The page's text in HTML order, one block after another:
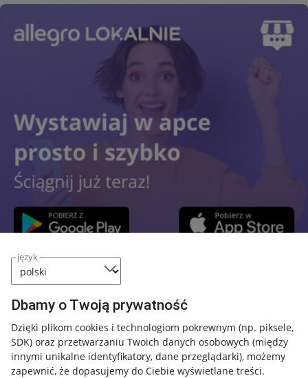
język
Dbamy o Twoją prywatność
Dzięki plikom cookies i technologiom pokrewnym (np. piksele,
SDK) oraz przetwarzaniu Twoich danych osobowych (między
innymi unikalne identyfikatory, dane przeglądarki), możemy
zapewnić, że dopasujemy do Ciebie wyświetlane treści.
Przydatne informacje
Napisz do nas
Allegro Gadane dla sprzedających